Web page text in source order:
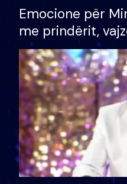
Emocione për
me prindërit,
bashkëshorten:
divorci apo jo?